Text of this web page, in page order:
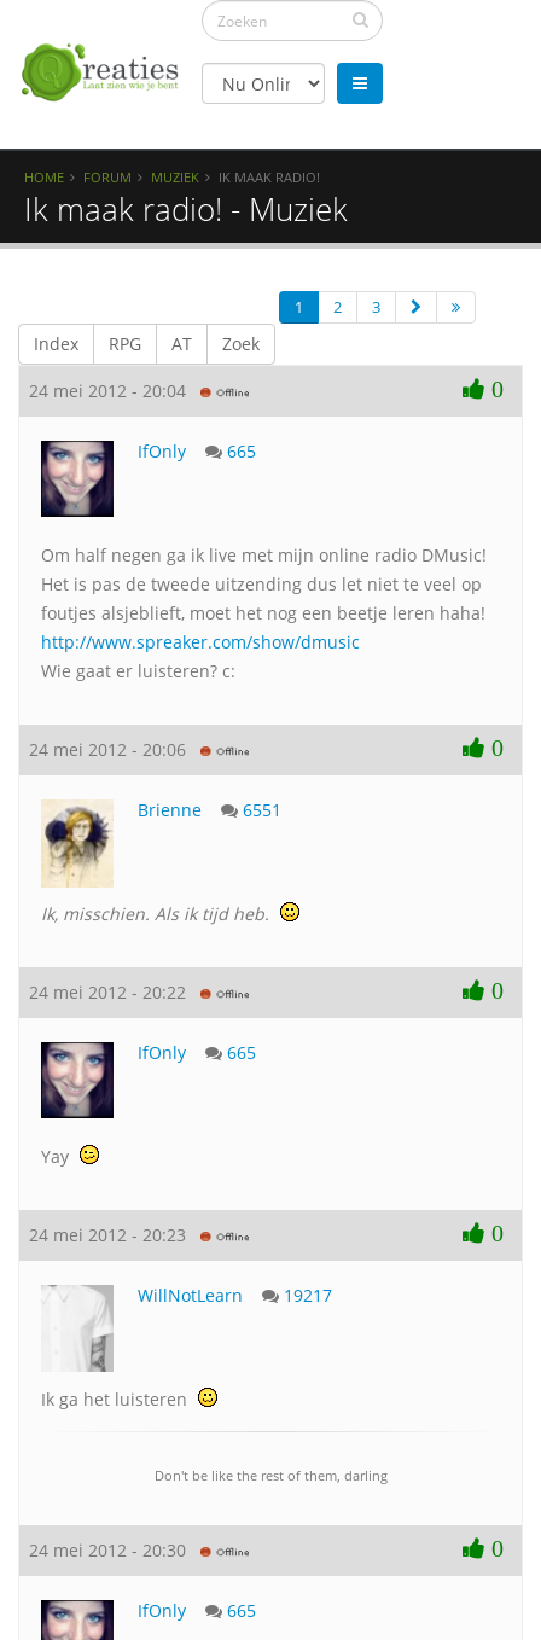
HOME FORUM MUZIEK IK MAAK RADIO!
Ik maak radio! - Muziek
Index RPG AT Zoek
1 2 3
24 mei 2012 - 20:04 0
IfOnly 665
Om half negen ga ik live met mijn online radio DMusic!
Het is pas de tweede uitzending dus let niet te veel op
foutjes alsjeblieft, moet het nog een beetje leren haha!
http://www.spreaker.com/show/dmusic
Wie gaat er luisteren? c:
24 mei 2012 - 20:06 0
Brienne 6551
Ik, misschien. Als ik tijd heb.
24 mei 2012 - 20:22 0
IfOnly 665
Yay
24 mei 2012 - 20:23 0
WillNotLearn 19217
Ik ga het luisteren
Don't be like the rest of them, darling
24 mei 2012 - 20:30 0
IfOnly 665